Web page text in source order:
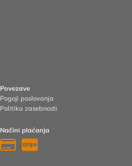
Povezave
Pogoji poslovanja
Politika zasebnosti
Načini plaćanja